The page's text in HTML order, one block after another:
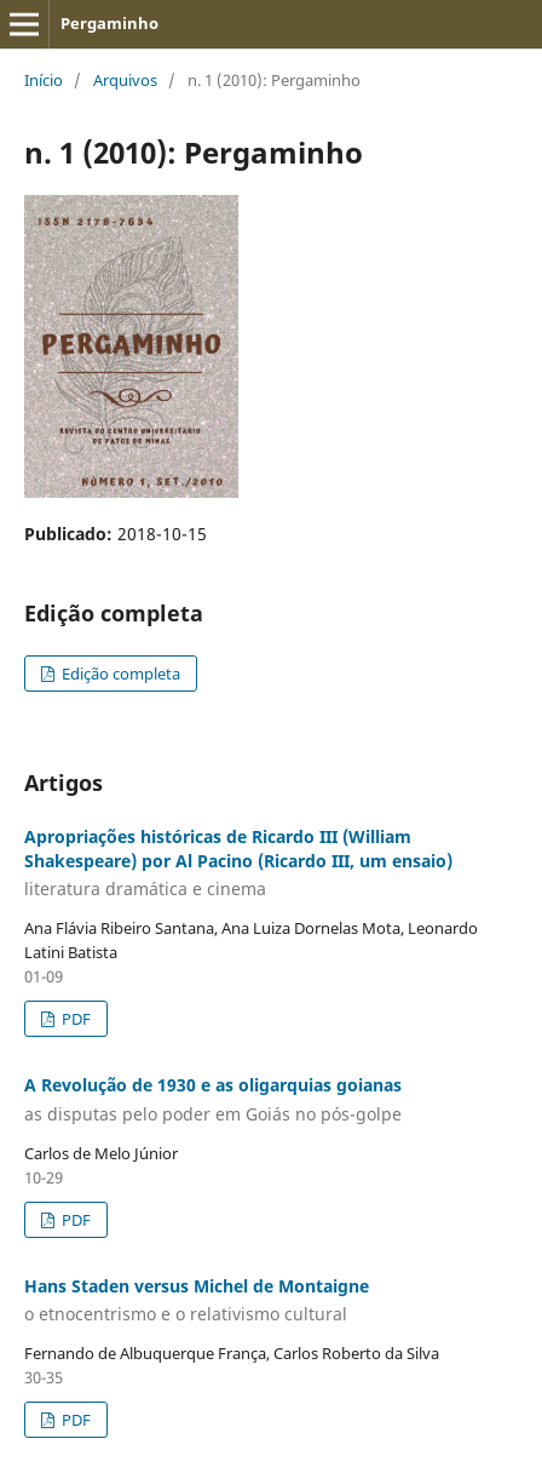
Pergaminho
Início / Arquivos / n. 1 (2010): Pergaminho
n. 1 (2010): Pergaminho
Publicado: 2018-10-15
Edição completa
Edição completa
Artigos
Apropriações históricas de Ricardo III (William
Shakespeare) por Al Pacino (Ricardo III, um ensaio)
literatura dramática e cinema
Ana Flávia Ribeiro Santana, Ana Luiza Dornelas Mota, Leonardo
Latini Batista
01-09
PDF
A Revolução de 1930 e as oligarquias goianas
as disputas pelo poder em Goiás no pós-golpe
Carlos de Melo Júnior
10-29
PDF
Hans Staden versus Michel de Montaigne
o etnocentrismo e o relativismo cultural
Fernando de Albuquerque França, Carlos Roberto da Silva
30-35
PDF